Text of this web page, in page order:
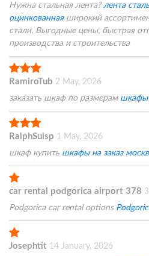
Нужна стальная лента?лента
оцинкованнаяширокий
стали. Выгодные цены, быстрая
производства и строительства
RamiroTub 2 May, 2026
заказать шкаф по размерам шкафы-
RalphSuisp 1 May, 2026
шкаф купить шкафы на заказ
car rental podgorica airport 378
Podgorica car rental options
Josephtit 14 January, 2026